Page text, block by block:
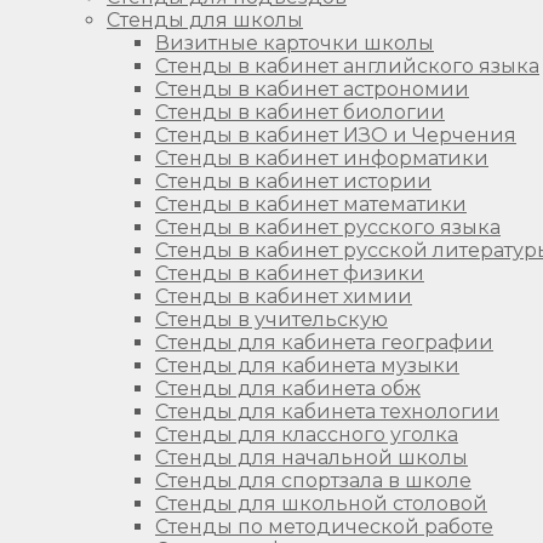
Стенды для школы
Визитные карточки школы
Стенды в кабинет английского языка
Стенды в кабинет астрономии
Стенды в кабинет биологии
Стенды в кабинет ИЗО и Черчения
Стенды в кабинет информатики
Стенды в кабинет истории
Стенды в кабинет математики
Стенды в кабинет русского языка
Стенды в кабинет русской
Стенды в кабинет физики
Стенды в кабинет химии
Стенды в учительскую
Стенды для кабинета географии
Стенды для кабинета музыки
Стенды для кабинета обж
Стенды для кабинета технологии
Стенды для классного уголка
Стенды для начальной школы
Стенды для спортзала в школе
Стенды для школьной столовой
Стенды по методической работе